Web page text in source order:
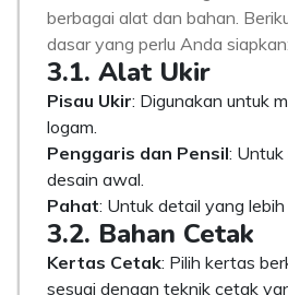
berbagai alat dan bahan.
dasar yang perlu Anda siapkan:
3.1. Alat Ukir
Pisau Ukir: Digunakan untuk
logam.
Penggaris dan Pensil:
desain awal.
Pahat: Untuk detail yang lebih
3.2. Bahan Cetak
Kertas Cetak: Pilih kertas
sesuai dengan teknik cetak